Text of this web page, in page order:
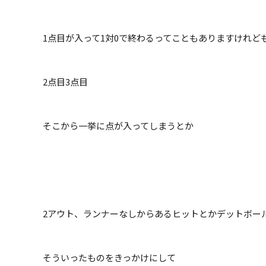
1点目が入って1対0で終わるってこともありますけれど
2点目3点目
そこから一挙に点が入ってしまうとか
2アウト、ランナーなしからあるヒットとかデットボー
そういったものをきっかけにして